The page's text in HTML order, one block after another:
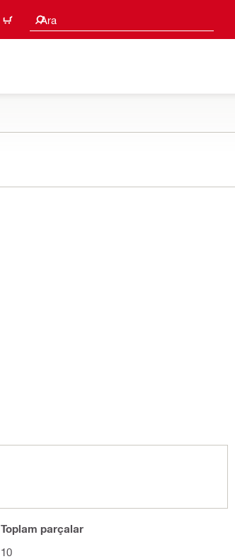
Ara
Arama Önerileri
Toplam parçalar
10